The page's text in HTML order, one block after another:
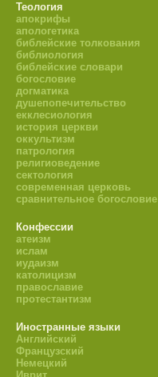
Теология
апокрифы
апологетика
библейские толкования
библиология
библейские словари
богословие
догматика
душепопечительство
екклесиология
история церкви
оккультизм
патрология
религиоведение
сектология
современная церковь
сравнительное богословие
Конфессии
атеизм
ислам
иудаизм
католицизм
православие
протестантизм
Иностранные языки
Английский
Французский
Немецкий